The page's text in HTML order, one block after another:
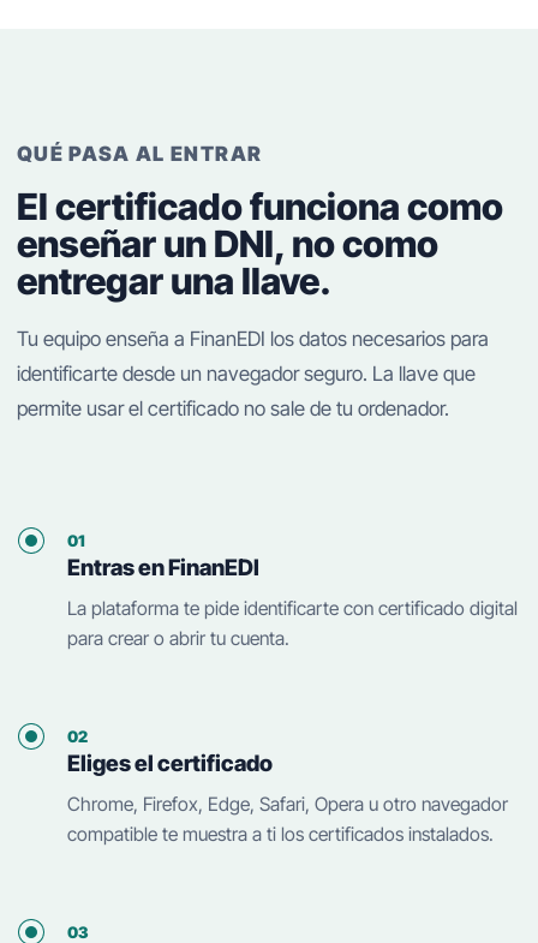
QUÉ PASA AL ENTRAR
El certificado funciona como
enseñar un DNI, no como
entregar una llave.
Tu equipo enseña a FinanEDI los datos necesarios para
identificarte desde un navegador seguro. La llave que
permite usar el certificado no sale de tu ordenador.
01
Entras en FinanEDI
La plataforma te pide identificarte con certificado digital
para crear o abrir tu cuenta.
02
Eliges el certificado
Chrome, Firefox, Edge, Safari, Opera u otro navegador
compatible te muestra a ti los certificados instalados.
03